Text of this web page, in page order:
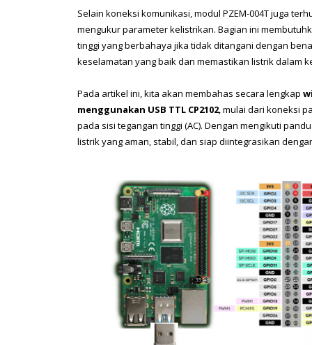
Selain koneksi komunikasi, modul PZEM-004T juga
mengukur parameter kelistrikan. Bagian ini
tinggi yang berbahaya jika tidak ditangani dengan
keselamatan yang baik dan memastikan listrik dalam
Pada artikel ini, kita akan membahas secara lengkap
menggunakan USB TTL CP2102, mulai dari koneksi
pada sisi tegangan tinggi (AC). Dengan mengikuti
listrik yang aman, stabil, dan siap diintegrasikan